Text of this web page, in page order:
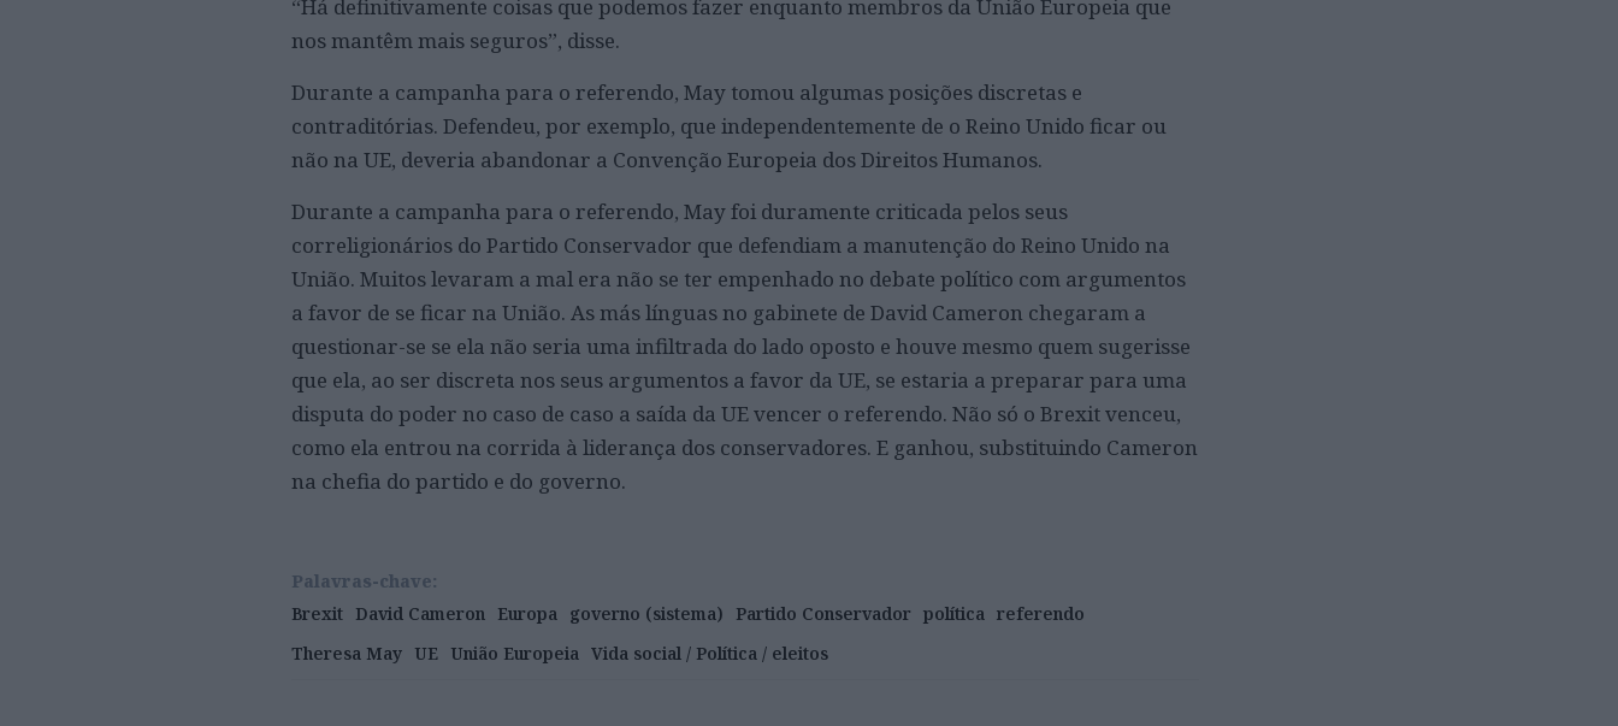
“Há definitivamente coisas que podemos fazer enquanto membros da União Europeia que
nos mantêm mais seguros”, disse.
Durante a campanha para o referendo, May tomou algumas posições discretas e
contraditórias. Defendeu, por exemplo, que independentemente de o Reino Unido ficar ou
não na UE, deveria abandonar a Convenção Europeia dos Direitos Humanos.
Durante a campanha para o referendo, May foi duramente criticada pelos seus
correligionários do Partido Conservador que defendiam a manutenção do Reino Unido na
União. Muitos levaram a mal era não se ter empenhado no debate político com argumentos
a favor de se ficar na União. As más línguas no gabinete de David Cameron chegaram a
questionar-se se ela não seria uma infiltrada do lado oposto e houve mesmo quem sugerisse
que ela, ao ser discreta nos seus argumentos a favor da UE, se estaria a preparar para uma
disputa do poder no caso de caso a saída da UE vencer o referendo. Não só o Brexit venceu,
como ela entrou na corrida à liderança dos conservadores. E ganhou, substituindo Cameron
na chefia do partido e do governo.
Palavras-chave:
Brexit David Cameron Europa governo (sistema) Partido Conservador política referendo
Theresa May UE União Europeia Vida social / Política / eleitos